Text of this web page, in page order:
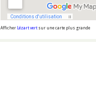
Afficher Lézart vert sur une carte plus grande